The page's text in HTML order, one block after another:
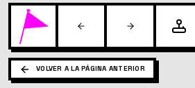
VOLVER A LA PÁGINA ANTERIOR